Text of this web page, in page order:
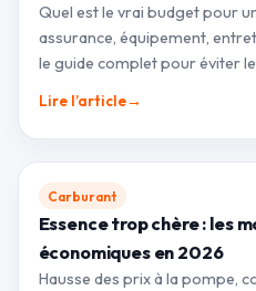
Quel est le vrai budget pour
assurance, équipement,
le guide complet pour éviter
Lire l’article→
Carburant
Essence trop chère : les
économiques en 2026
Hausse des prix à la pompe,